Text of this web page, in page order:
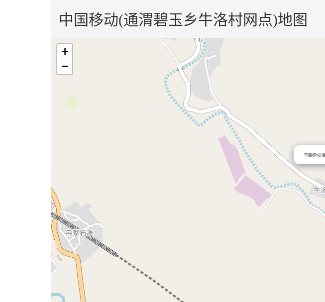
中国移动(通渭碧玉乡牛洛村网点)地图
中国移动(
+
−